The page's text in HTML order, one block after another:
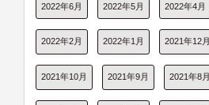
2022年6月 2022年5月 2022年4月
2022年2月 2022年1月 2021年12月
2021年10月 2021年9月 2021年8月